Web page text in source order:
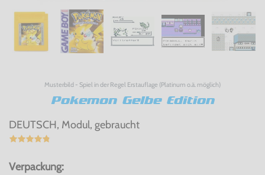
Musterbild - Spiel in der Regel Erstauflage (Platinum o.ä. möglich)
Pokemon Gelbe Edition
DEUTSCH, Modul, gebraucht
Verpackung: